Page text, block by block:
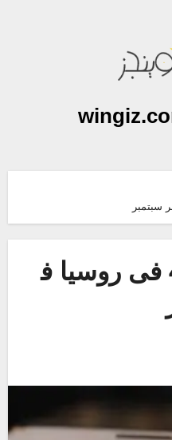
جالكسى نوت 4 فى روسيا ف